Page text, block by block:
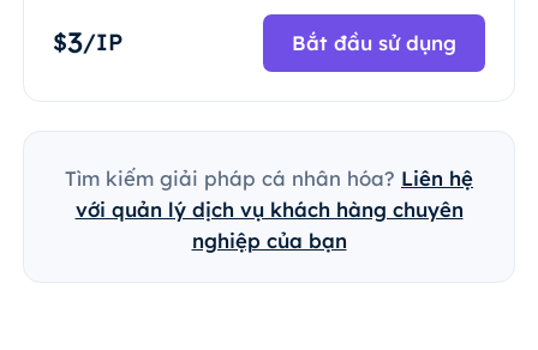
$3/IP Bắt đầu sử dụng
Tìm kiếm giải pháp cá nhân hóa? Liên hệ
với quản lý dịch vụ khách hàng chuyên
nghiệp của bạn